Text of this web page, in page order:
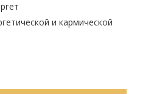
и кармической